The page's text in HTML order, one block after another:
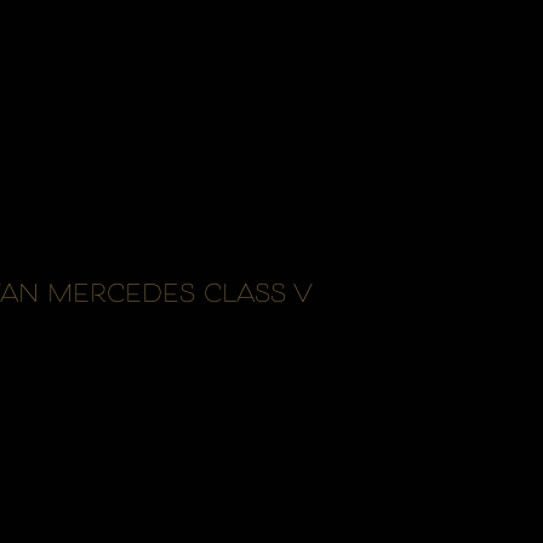
MERCEDES CLASS V